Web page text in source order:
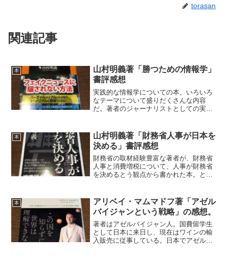
torasan
関連記事
本
山村明義著「勝つための情報学」
書評感想
実践的な情報学についての本。いろいろ
なテーマについて盛りだくさんな内容
だ。著者のジャーナリストとしての実務
的な方法論が述べられている。「いなか
もち」は、いつの情報か、何...
本
山村明義著「財務省人事が日本を
決める」書評感想
財務省の取材経験豊富な著者が、財務省
人事と消費増税について、人事が財務省
を決めるとう観点から書かれた本。とく
動きが詳しく述べられている。財務省の
事務次官への出世競争は、...
本
アリベイ・マムマドフ著「アゼル
バイジャンという戦略」の感想。
著者はアゼルバイジャン人。国費留学生
として日本に来日し、現在はワインの輸
入販売に従事している。日本でアゼルバ